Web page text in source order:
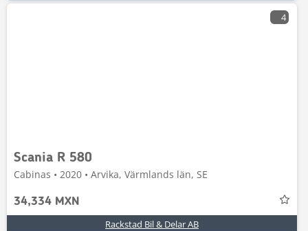
4
Scania R 580
Cabinas • 2020 • Arvika, Värmlands län, SE
34,334 MXN
Rackstad Bil & Delar AB